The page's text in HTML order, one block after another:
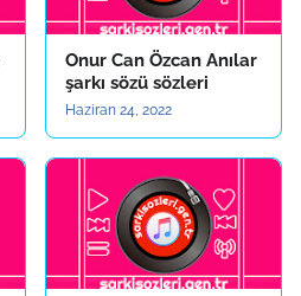
Onur Can Özcan Anılar
şarkı sözü sözleri
Haziran 24, 2022